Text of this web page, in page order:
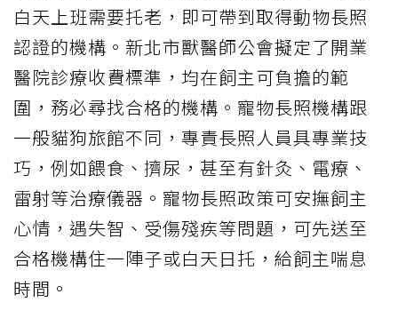
白天上班需要托老，即可帶到取得動物長照
認證的機構。新北市獸醫師公會擬定了開業
醫院診療收費標準，均在飼主可負擔的範
圍，務必尋找合格的機構。寵物長照機構跟
一般貓狗旅館不同，專責長照人員具專業技
巧，例如餵食、擠尿，甚至有針灸、電療、
雷射等治療儀器。寵物長照政策可安撫飼主
心情，遇失智、受傷殘疾等問題，可先送至
合格機構住一陣子或白天日托，給飼主喘息
時間。